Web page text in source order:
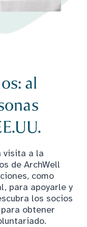
al
visita a la
de ArchWell
como
para apoyarle y
los socios
obtener